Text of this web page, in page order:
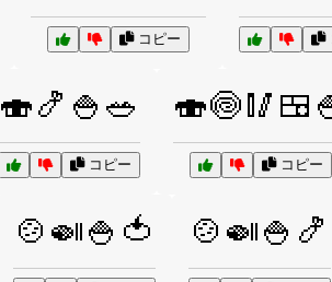
コピー
🍣🍤🍚🥗
コピー コピー
🍲🍛🍚🍅 🍲🍛🍚🍤